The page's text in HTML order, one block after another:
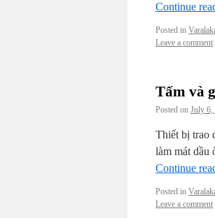
Continue
Posted in
Leave a comment
Tấm và
Posted on July 6,
Thiết bị trao
làm mát dầu
Continue
Posted in
Leave a comment